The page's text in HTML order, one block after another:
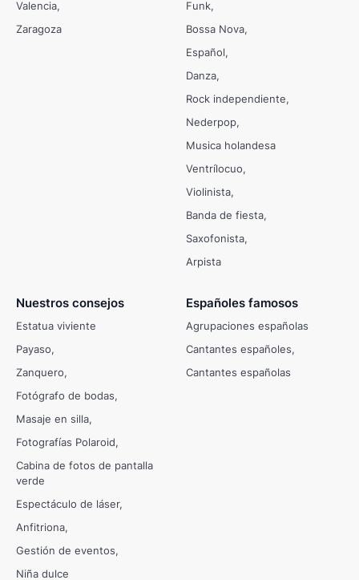
Valencia
Zaragoza
Funk
Bossa Nova
Español
Danza
Rock independiente
Nederpop
Musica holandesa
Ventrílocuo
Violinista
Banda de fiesta
Saxofonista
Arpista
Nuestros consejos
Estatua viviente
Payaso
Zanquero
Fotógrafo de bodas
Masaje en silla
Fotografías Polaroid
Cabina de fotos de pantalla
verde
Espectáculo de láser
Anfitriona
Gestión de eventos
Niña dulce
Españoles famosos
Agrupaciones españolas
Cantantes españoles
Cantantes españolas